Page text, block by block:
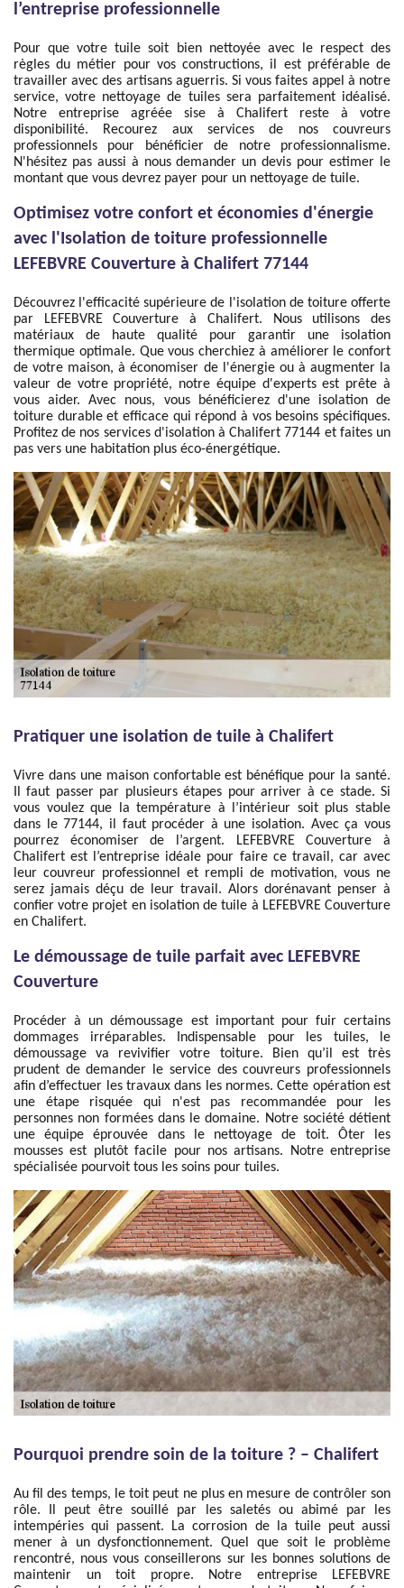
l’entreprise professionnelle
Pour que votre tuile soit bien nettoyée avec le respect des
règles du métier pour vos constructions, il est préférable de
travailler avec des artisans aguerris. Si vous faites appel à notre
service, votre nettoyage de tuiles sera parfaitement idéalisé.
Notre entreprise agréée sise à Chalifert reste à votre
disponibilité. Recourez aux services de nos couvreurs
professionnels pour bénéficier de notre professionnalisme.
N'hésitez pas aussi à nous demander un devis pour estimer le
montant que vous devrez payer pour un nettoyage de tuile.
Optimisez votre confort et économies d'énergie
avec l'Isolation de toiture professionnelle
LEFEBVRE Couverture à Chalifert 77144
Découvrez l'efficacité supérieure de l'isolation de toiture offerte
par LEFEBVRE Couverture à Chalifert. Nous utilisons des
matériaux de haute qualité pour garantir une isolation
thermique optimale. Que vous cherchiez à améliorer le confort
de votre maison, à économiser de l'énergie ou à augmenter la
valeur de votre propriété, notre équipe d'experts est prête à
vous aider. Avec nous, vous bénéficierez d'une isolation de
toiture durable et efficace qui répond à vos besoins spécifiques.
Profitez de nos services d'isolation à Chalifert 77144 et faites un
pas vers une habitation plus éco-énergétique.
Pratiquer une isolation de tuile à Chalifert
Vivre dans une maison confortable est bénéfique pour la santé.
Il faut passer par plusieurs étapes pour arriver à ce stade. Si
vous voulez que la température à l’intérieur soit plus stable
dans le 77144, il faut procéder à une isolation. Avec ça vous
pourrez économiser de l’argent. LEFEBVRE Couverture à
Chalifert est l’entreprise idéale pour faire ce travail, car avec
leur couvreur professionnel et rempli de motivation, vous ne
serez jamais déçu de leur travail. Alors dorénavant penser à
confier votre projet en isolation de tuile à LEFEBVRE Couverture
en Chalifert.
Le démoussage de tuile parfait avec LEFEBVRE
Couverture
Procéder à un démoussage est important pour fuir certains
dommages irréparables. Indispensable pour les tuiles, le
démoussage va revivifier votre toiture. Bien qu’il est très
prudent de demander le service des couvreurs professionnels
afin d’effectuer les travaux dans les normes. Cette opération est
une étape risquée qui n'est pas recommandée pour les
personnes non formées dans le domaine. Notre société détient
une équipe éprouvée dans le nettoyage de toit. Ôter les
mousses est plutôt facile pour nos artisans. Notre entreprise
spécialisée pourvoit tous les soins pour tuiles.
Pourquoi prendre soin de la toiture ? – Chalifert
Au fil des temps, le toit peut ne plus en mesure de contrôler son
rôle. Il peut être souillé par les saletés ou abimé par les
intempéries qui passent. La corrosion de la tuile peut aussi
mener à un dysfonctionnement. Quel que soit le problème
rencontré, nous vous conseillerons sur les bonnes solutions de
maintenir un toit propre. Notre entreprise LEFEBVRE